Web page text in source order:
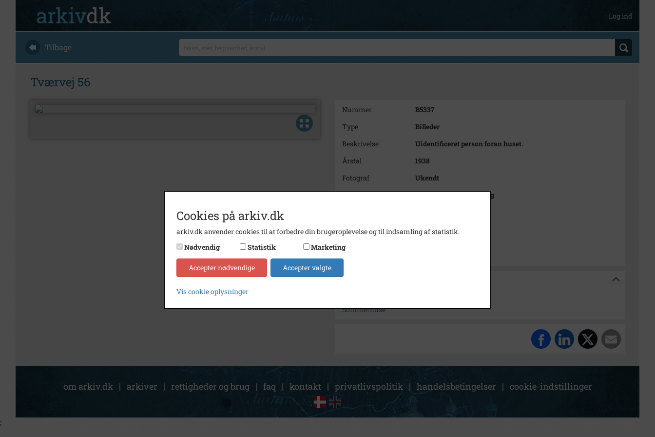
Log ind
Tilbage
Tværvej 56
Nummer
B5337
Type
Billeder
Beskrivelse
Uidentificeret person foran huset.
Årstal
1938
Fotograf
Ukendt
Materiale
Arkivets affotografering
Arkiv
Historisk Arkiv Dragør
Søg videre i Historisk Arkiv Dragør
Sommerhuse
om arkiv.dk | arkiver | rettigheder og brug | faq | kontakt | privatlivspolitik | handelsbetingelser | cookie-indstillinger
Cookies på arkiv.dk
arkiv.dk anvender cookies til at forbedre din brugeroplevelse og til indsamling af statistik.
Nødvendig
Statistik Marketing
Accepter nødvendige Accepter valgte
Vis cookie oplysninger
;